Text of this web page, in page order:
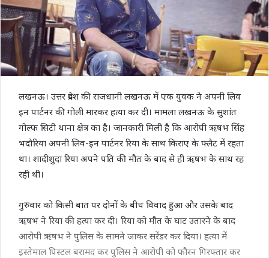
लखनऊ। उत्तर प्रदेश की राजधानी लखनऊ में एक युवक ने अपनी लिव
इन पार्टनर की गोली मारकर हत्या कर दी। मामला लखनऊ के सुशांत
गोल्फ सिटी थाना क्षेत्र का है। जानकारी मिली है कि आरोपी ऋषभ सिंह
भदौरिया अपनी लिव-इन पार्टनर रिया के साथ किराए के फ्लैट में रहता
था। शादीशुदा रिया अपने पति की मौत के बाद से ही ऋषभ के साथ रह
रही थी।
गुरुवार को किसी बात पर दोनों के बीच विवाद हुआ और उसके बाद
ऋषभ ने रिया की हत्या कर दी। रिया को मौत के घाट उतारने के बाद
आरोपी ऋषभ ने पुलिस के सामने जाकर सरेंडर कर दिया। हत्या में
इस्तेमाल पिस्टल बरामद कर पुलिस ने आरोपी को फौरन गिरफ्तार कर